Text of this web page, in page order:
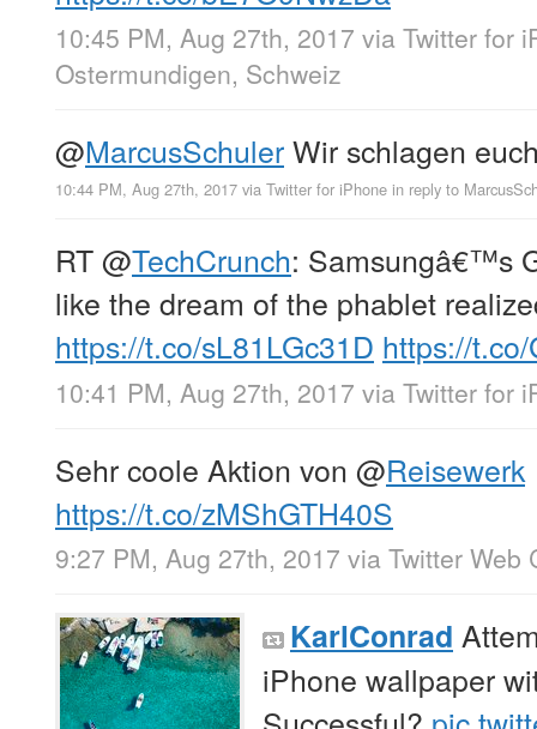
10:45 PM, Aug 27th, 2017 via Twitter for
Ostermundigen, Schweiz
@MarcusSchulerWir schlagen
10:44 PM, Aug 27th, 2017 via Twitter for iPhone in reply to
RT@TechCrunch: Samsungâ€™s
like the dream of the phablet
https://t.co/sL81LGc31D https://
10:41 PM, Aug 27th, 2017 via Twitter for
Sehr coole Aktion von @Reisewerk
https://t.co/zMShGTH40S
9:27 PM, Aug 27th, 2017 via Twitter Web
KarlConrad
iPhone wallpaper